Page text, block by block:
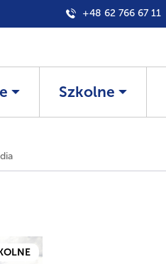
+48 62 766 67 11
Szkolne